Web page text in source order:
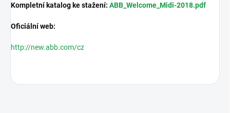
Kompletní katalog ke stažení: ABB_Welcome_Midi-2018.pdf
Oficiální web:
http://new.abb.com/cz